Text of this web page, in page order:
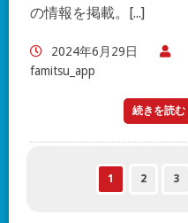
の情報を掲載。[...]
2024年6月29日
famitsu_app
続きを読む
1 2 3